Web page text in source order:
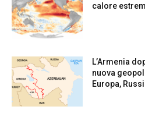
calore
L’Armenia
nuova
Europa,